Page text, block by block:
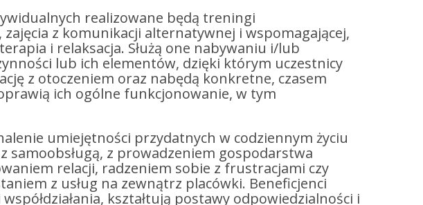
realizowane będą treningi
z komunikacji alternatywnej i wspomagającej,
i relaksacja. Służą one nabywaniu i/lub
lub ich elementów, dzięki którym uczestnicy
z otoczeniem oraz nabędą konkretne, czasem
ich ogólne funkcjonowanie, w tym
umiejętności przydatnych w codziennym życiu
samoobsługą, z prowadzeniem gospodarstwa
relacji, radzeniem sobie z frustracjami czy
z usług na zewnątrz placówki. Beneficjenci
kształtują postawy odpowiedzialności i